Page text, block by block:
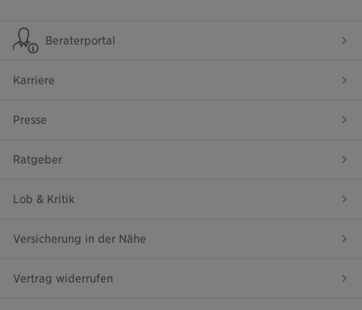
Beraterportal
Karriere
Presse
Ratgeber
Lob & Kritik
Versicherung in der Nähe
Vertrag widerrufen